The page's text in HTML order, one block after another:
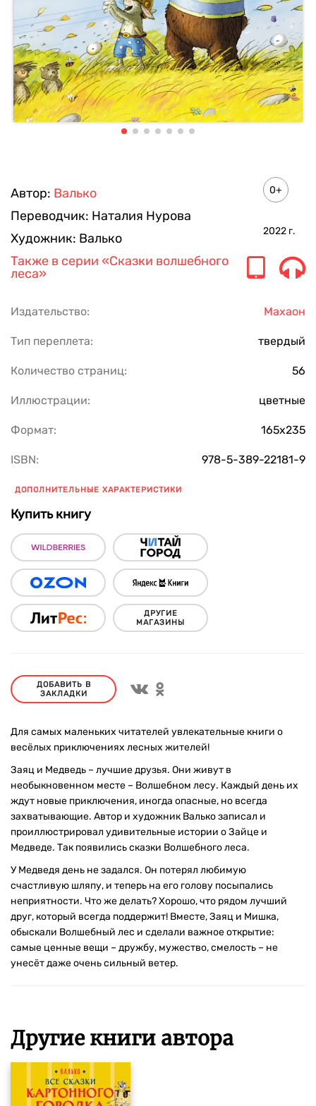
Автор: Валько
Переводчик: Наталия Нурова
Художник: Валько
0+
2022 г.
Также в серии «Сказки волшебного
леса»
Издательство: Махаон
Тип переплета: твердый
Количество страниц: 56
Иллюстрации: цветные
Формат: 165х235
ISBN: 978-5-389-22181-9
ДОПОЛНИТЕЛЬНЫЕ ХАРАКТЕРИСТИКИ
Купить книгу
ДРУГИЕ
МАГАЗИНЫ
ДОБАВИТЬ В
ЗАКЛАДКИ
Для самых маленьких читателей увлекательные книги о
весёлых приключениях лесных жителей!
Заяц и Медведь – лучшие друзья. Они живут в
необыкновенном месте – Волшебном лесу. Каждый день их
ждут новые приключения, иногда опасные, но всегда
захватывающие. Автор и художник Валько записал и
проиллюстрировал удивительные истории о Зайце и
Медведе. Так появились cказки Волшебного леса.
У Медведя день не задался. Он потерял любимую
счастливую шляпу, и теперь на его голову посыпались
неприятности. Что же делать? Хорошо, что рядом лучший
друг, который всегда поддержит! Вместе, Заяц и Мишка,
обыскали Волшебный лес и сделали важное открытие:
самые ценные вещи – дружбу, мужество, смелость – не
унесёт даже очень сильный ветер.
Другие книги автора